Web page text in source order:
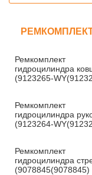
Ремкомплект
гидроцилиндра
(9123265-
Ремкомплект
гидроцилиндра
(9123264-
Ремкомплект
гидроцилиндра
(9078845(9078845)